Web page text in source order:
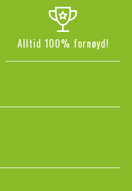
Alltid 100% fornøyd!